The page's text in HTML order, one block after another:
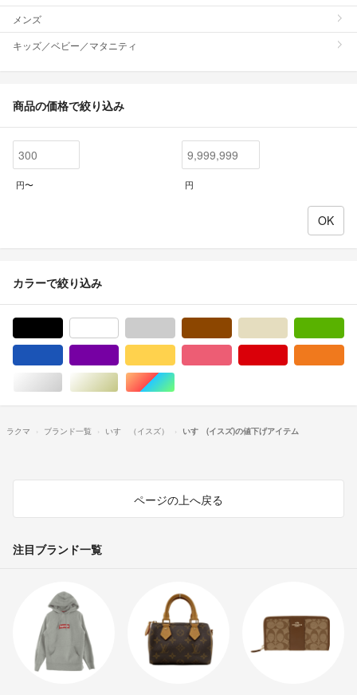
メンズ
キッズ／ベビー／マタニティ
商品の価格で絞り込み
円〜 円
カラーで絞り込み
シルバー/銀色系ゴールド/金色系マルチカラー
ラクマ ブランド一覧 いすゞ（イスズ） いすゞ(イスズ)の値下げアイテム
ページの上へ戻る
注目ブランド一覧